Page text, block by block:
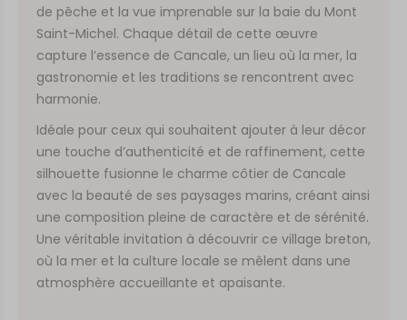
de pêche et la vue imprenable sur la baie du Mont
Saint-Michel. Chaque détail de cette œuvre
capture l’essence de Cancale, un lieu où la mer, la
gastronomie et les traditions se rencontrent avec
harmonie.
Idéale pour ceux qui souhaitent ajouter à leur décor
une touche d’authenticité et de raffinement, cette
silhouette fusionne le charme côtier de Cancale
avec la beauté de ses paysages marins, créant ainsi
une composition pleine de caractère et de sérénité.
Une véritable invitation à découvrir ce village breton,
où la mer et la culture locale se mêlent dans une
atmosphère accueillante et apaisante.